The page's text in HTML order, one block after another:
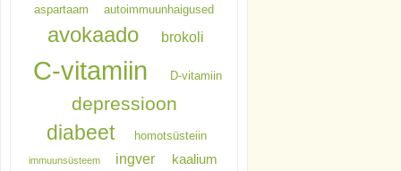
aspartaam autoimmuunhaigused
avokaado brokoli
C-vitamiin D-vitamiin
depressioon
diabeet homotsüsteiin
immuunsüsteem ingver kaalium